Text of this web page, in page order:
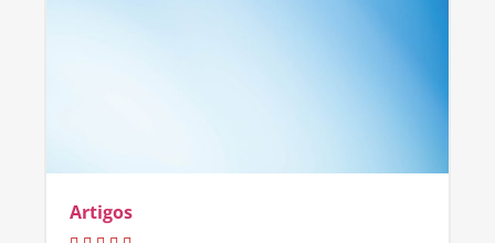
Artigos